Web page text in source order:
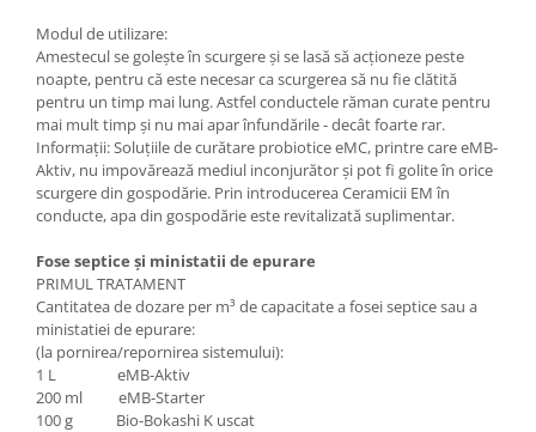
Modul de utilizare:
Amestecul se golește în scurgere și se lasă să acționeze peste
noapte, pentru că este necesar ca scurgerea să nu fie clătită
pentru un timp mai lung. Astfel conductele răman curate pentru
mai mult timp și nu mai apar înfundările - decât foarte rar.
Informații: Soluțiile de curătare probiotice eMC, printre care eMB-
Aktiv, nu impovărează mediul inconjurător și pot fi golite în orice
scurgere din gospodărie. Prin introducerea Ceramicii EM în
conducte, apa din gospodărie este revitalizată suplimentar.
Fose septice și ministatii de epurare
​PRIMUL TRATAMENT
Cantitatea de dozare per m³ de capacitate a fosei septice sau a
ministatiei de epurare:
(la pornirea/repornirea sistemului):
1 L eMB-Aktiv
200 ml eMB-Starter
100 g Bio-Bokashi K uscat